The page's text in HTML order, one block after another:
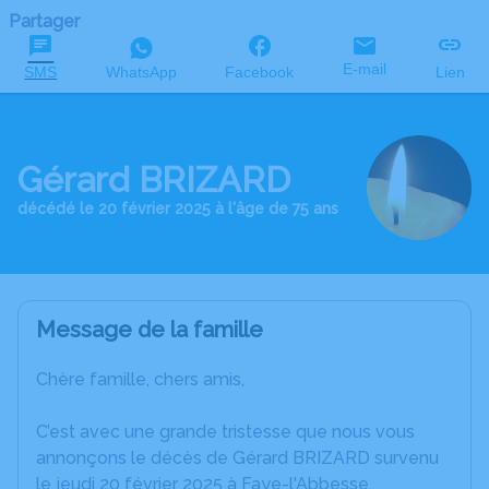
Partager
SMS WhatsApp Facebook E-mail Lien
Gérard BRIZARD
décédé le 20 février 2025 à l'âge de 75 ans
Message de la famille
Chère famille, chers amis,
C’est avec une grande tristesse que nous vous
annonçons le décès de Gérard BRIZARD survenu
le jeudi 20 février 2025 à Faye-l'Abbesse.